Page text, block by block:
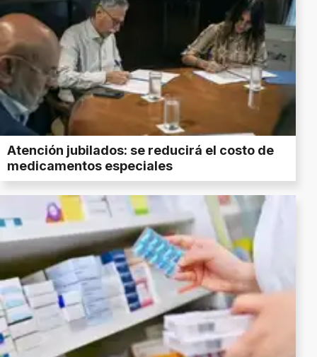
Atención jubilados: se reducirá el costo de
medicamentos especiales